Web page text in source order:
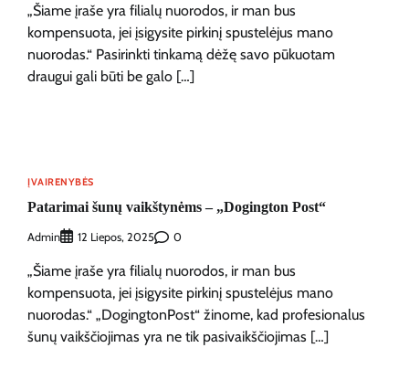
„Šiame įraše yra filialų nuorodos, ir man bus
kompensuota, jei įsigysite pirkinį spustelėjus mano
nuorodas.“ Pasirinkti tinkamą dėžę savo pūkuotam
draugui gali būti be galo […]
ĮVAIRENYBĖS
Patarimai šunų vaikštynėms – „Dogington Post“
Admin 12 Liepos, 2025 0
„Šiame įraše yra filialų nuorodos, ir man bus
kompensuota, jei įsigysite pirkinį spustelėjus mano
nuorodas.“ „DogingtonPost“ žinome, kad profesionalus
šunų vaikščiojimas yra ne tik pasivaikščiojimas […]